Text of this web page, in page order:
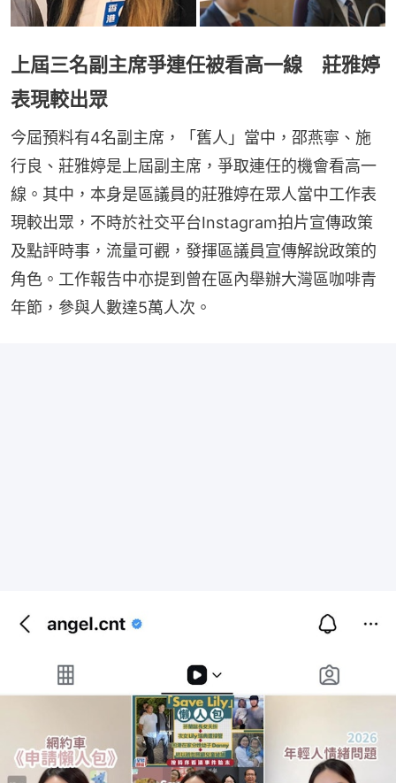
上屆三名副主席爭連任被看高一線 莊雅婷
表現較出眾
今屆預料有4名副主席，「舊人」當中，邵燕寧、施
行良、莊雅婷是上屆副主席，爭取連任的機會看高一
線。其中，本身是區議員的莊雅婷在眾人當中工作表
現較出眾，不時於社交平台Instagram拍片宣傳政策
及點評時事，流量可觀，發揮區議員宣傳解說政策的
角色。工作報告中亦提到曾在區內舉辦大灣區咖啡青
年節，參與人數達5萬人次。